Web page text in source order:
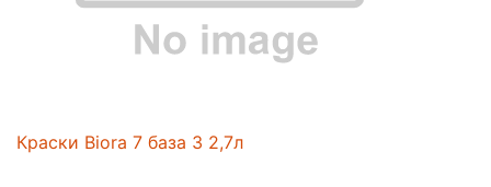
Краски Biora 7 база 3 2,7л